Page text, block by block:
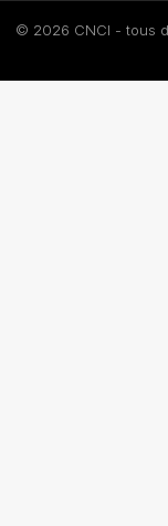
© 2026 CNCI - tous